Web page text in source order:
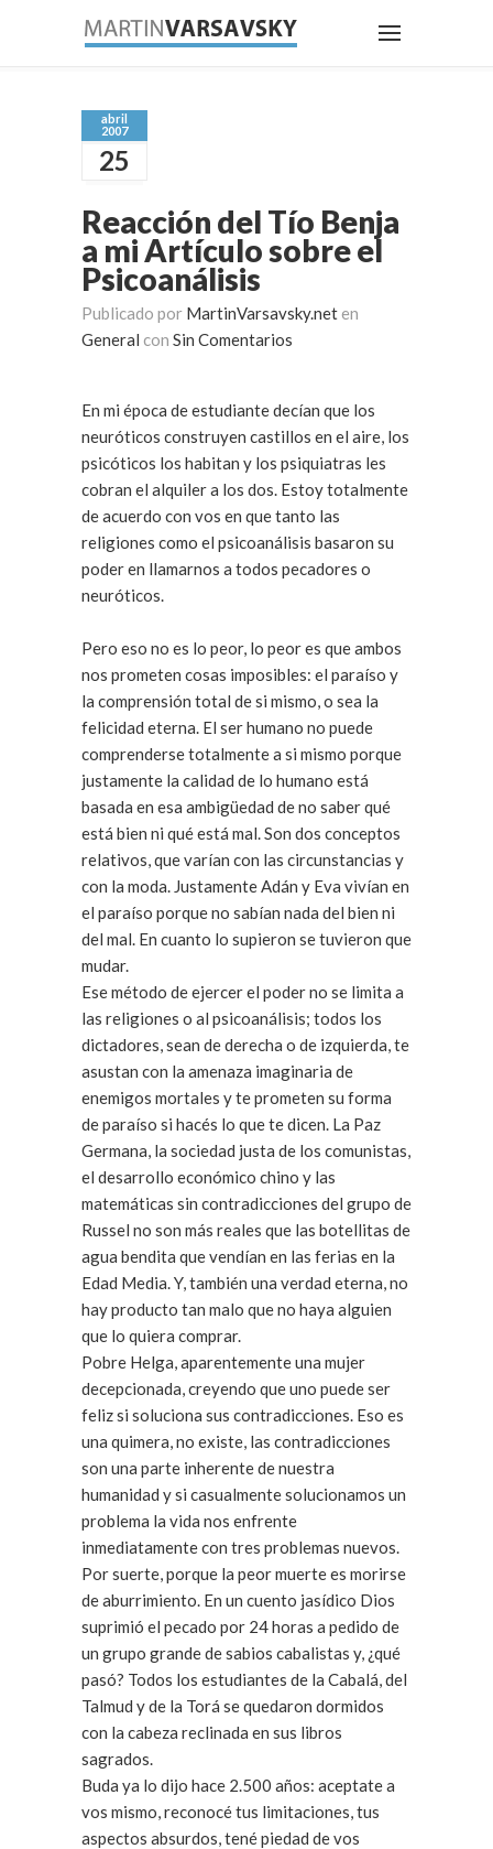
abril
2007
25
Reacción del Tío Benja
a mi Artículo sobre el
Psicoanálisis
Publicado por MartinVarsavsky.net en
General con Sin Comentarios
En mi época de estudiante decían que los
neuróticos construyen castillos en el aire, los
psicóticos los habitan y los psiquiatras les
cobran el alquiler a los dos. Estoy totalmente
de acuerdo con vos en que tanto las
religiones como el psicoanálisis basaron su
poder en llamarnos a todos pecadores o
neuróticos.
Pero eso no es lo peor, lo peor es que ambos
nos prometen cosas imposibles: el paraíso y
la comprensión total de si mismo, o sea la
felicidad eterna. El ser humano no puede
comprenderse totalmente a si mismo porque
justamente la calidad de lo humano está
basada en esa ambigüedad de no saber qué
está bien ni qué está mal. Son dos conceptos
relativos, que varían con las circunstancias y
con la moda. Justamente Adán y Eva vivían en
el paraíso porque no sabían nada del bien ni
del mal. En cuanto lo supieron se tuvieron que
mudar.
Ese método de ejercer el poder no se limita a
las religiones o al psicoanálisis; todos los
dictadores, sean de derecha o de izquierda, te
asustan con la amenaza imaginaria de
enemigos mortales y te prometen su forma
de paraíso si hacés lo que te dicen. La Paz
Germana, la sociedad justa de los comunistas,
el desarrollo económico chino y las
matemáticas sin contradicciones del grupo de
Russel no son más reales que las botellitas de
agua bendita que vendían en las ferias en la
Edad Media. Y, también una verdad eterna, no
hay producto tan malo que no haya alguien
que lo quiera comprar.
Pobre Helga, aparentemente una mujer
decepcionada, creyendo que uno puede ser
feliz si soluciona sus contradicciones. Eso es
una quimera, no existe, las contradicciones
son una parte inherente de nuestra
humanidad y si casualmente solucionamos un
problema la vida nos enfrente
inmediatamente con tres problemas nuevos.
Por suerte, porque la peor muerte es morirse
de aburrimiento. En un cuento jasídico Dios
suprimió el pecado por 24 horas a pedido de
un grupo grande de sabios cabalistas y, ¿qué
pasó? Todos los estudiantes de la Cabalá, del
Talmud y de la Torá se quedaron dormidos
con la cabeza reclinada en sus libros
sagrados.
Buda ya lo dijo hace 2.500 años: aceptate a
vos mismo, reconocé tus limitaciones, tus
aspectos absurdos, tené piedad de vos